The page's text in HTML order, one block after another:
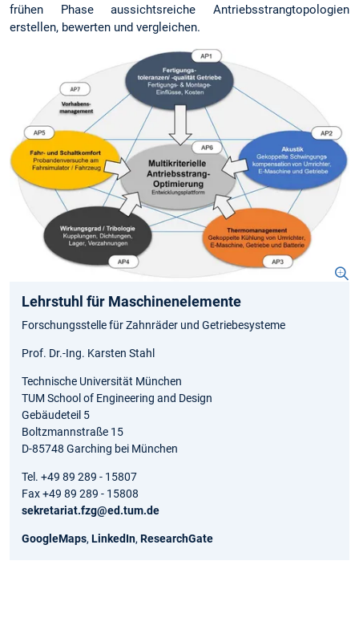
frühen Phase aussichtsreiche Antriebsstrangtopologien
erstellen, bewerten und vergleichen.
Lehrstuhl für Maschinenelemente
Forschungsstelle für Zahnräder und Getriebesysteme
Prof. Dr.-Ing. Karsten Stahl
Technische Universität München
TUM School of Engineering and Design
Gebäudeteil 5
Boltzmannstraße 15
D-85748 Garching bei München
Tel. +49 89 289 - 15807
Fax +49 89 289 - 15808
sekretariat.fzg@ed.tum.de
GoogleMaps, LinkedIn, ResearchGate